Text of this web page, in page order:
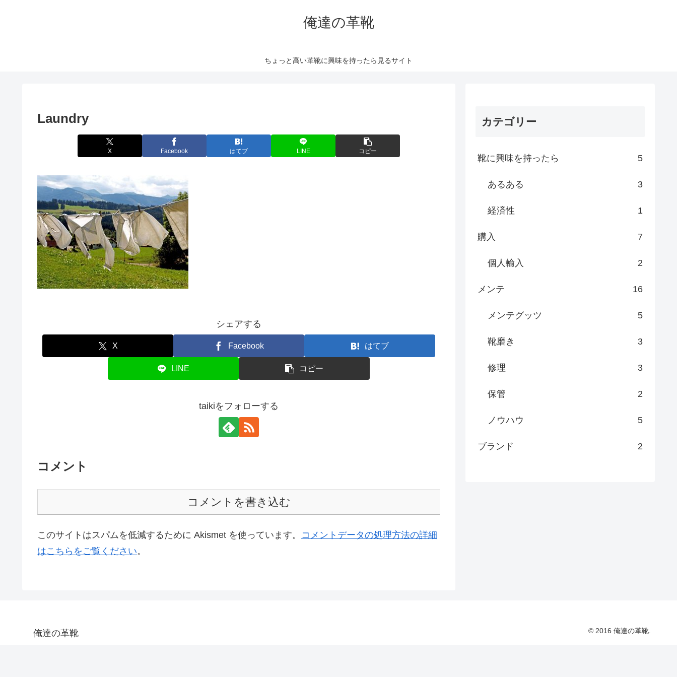
俺達の革靴
ちょっと高い革靴に興味を持ったら見るサイト
Laundry
X Facebook はてブ LINE コピー
シェアする
X Facebook はてブ
LINE コピー
taikiをフォローする
コメント
コメントを書き込む
このサイトはスパムを低減するために Akismet を使っています。 コメントデータの処理方法の詳細
はこちらをご覧ください。
カテゴリー
靴に興味を持ったら 5
あるある 3
経済性 1
購入 7
個人輸入 2
メンテ 16
メンテグッツ 5
靴磨き 3
修理 3
保管 2
ノウハウ 5
ブランド 2
俺達の革靴 © 2016 俺達の革靴.